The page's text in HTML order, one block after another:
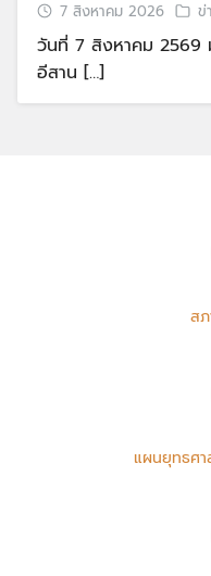
7 สิงหาคม 2026 ข่
วันที่ 7 สิงหาคม 2569
อีสาน […]
ส
แผนยุทธศ